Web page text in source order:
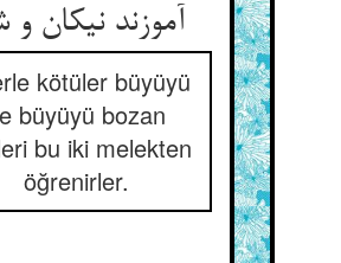
kötüler büyüyü
büyüyü bozan
bu iki melekten
öğrenirler.